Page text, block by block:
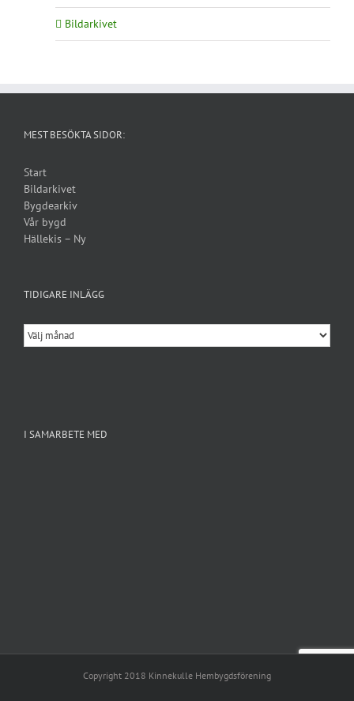
Bildarkivet
MEST BESÖKTA SIDOR:
Start
Bildarkivet
Bygdearkiv
Vår bygd
Hällekis – Ny
TIDIGARE INLÄGG
Tidigare
inlägg
I SAMARBETE MED
Copyright 2018 Kinnekulle Hembygdsförening